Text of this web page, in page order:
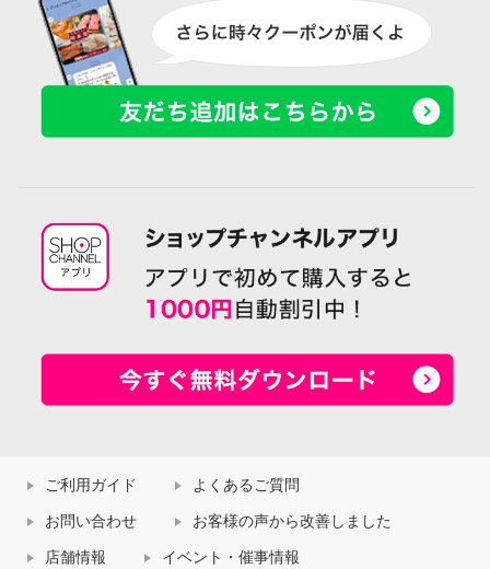
ご利用ガイド よくあるご質問
お問い合わせ お客様の声から改善しました
店舗情報 イベント・催事情報